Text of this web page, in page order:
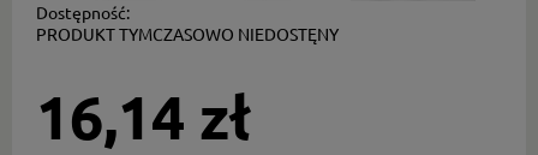
Dostępność:
PRODUKT TYMCZASOWO NIEDOSTĘNY
16,14 zł